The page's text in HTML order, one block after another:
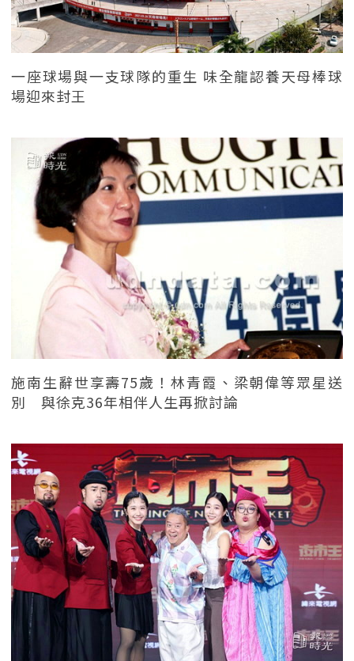
一座球場與一支球隊的重生 味全龍認養天母棒球
場迎來封王
施南生辭世享壽75歲！林青霞、梁朝偉等眾星送
別 與徐克36年相伴人生再掀討論